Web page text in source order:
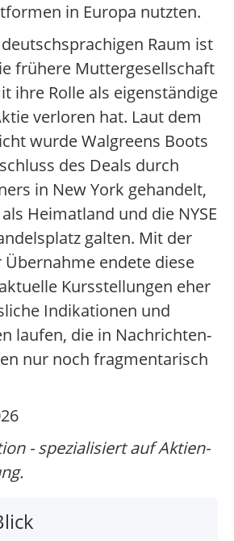
in Europa nutzten.
Raum ist
frühere Muttergesellschaft
ihre Rolle als eigenständige
verloren hat. Laut dem
wurde Walgreens Boots
des Deals durch
in New York gehandelt,
Heimatland und die NYSE
galten. Mit der
endete diese
Kursstellungen eher
Indikationen und
laufen, die in Nachrichten-
nur noch fragmentarisch
- spezialisiert auf Aktien-